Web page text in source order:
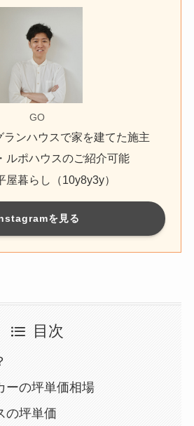
GO
ランハウスで家を建てた施主
ルポハウスのご紹介可能
屋暮らし（10y8y3y）
を見る
目次
ーの坪単価相場
の坪単価